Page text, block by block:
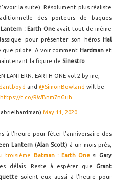
la suite). Résolument plus réaliste
des porteurs de bagues
Lantern : Earth Oneavait tout de même
pour présenter son héros Hal
que pilote. A voir comment Hardmanet
la figure de Sinestro
LANTERN: EARTH ONE vol 2 by me,
and @SimonBowland will be
https://t.co/RWBnm7nGuh
May 11, 2020
à l'heure pour fêter l'anniversaire des
Lantern (Alan Scott) à un mois près,
troisième Batman : Earth Onesi Gary
délais. Reste à espérer que Grant
soient eux aussi à l'heure pour